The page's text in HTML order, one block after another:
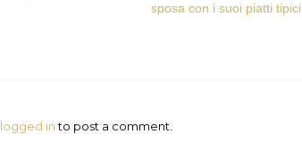
sposa con i suoi piatti tipici
logged into post a comment.